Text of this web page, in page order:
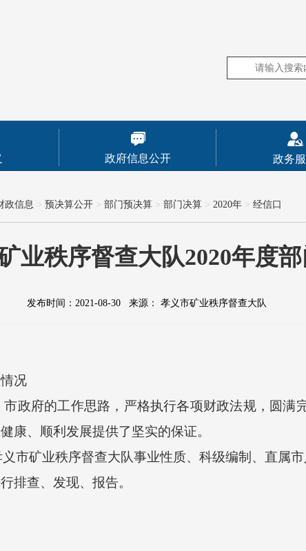
政府信息公开 政务
政信息 > 预决算公开 > 部门预决算 > 部门决算 > 2020年 > 经信口
业秩序督查大队2020年度
发布时间：2021-08-30 来源： 孝义市矿业秩序督查大队
况
府的工作思路，严格执行各项财政法规，圆满
康、顺利发展提供了坚实的保证。
矿业秩序督查大队事业性质、科级编制、直属市
查、发现、报告。